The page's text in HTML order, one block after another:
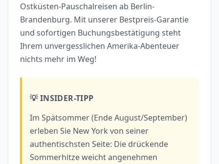
Ostküsten-Pauschalreisen ab Berlin-
Brandenburg. Mit unserer Bestpreis-Garantie
und sofortigen Buchungsbestätigung steht
Ihrem unvergesslichen Amerika-Abenteuer
nichts mehr im Weg!
💡 INSIDER-TIPP
Im Spätsommer (Ende August/September)
erleben Sie New York von seiner
authentischsten Seite: Die drückende
Sommerhitze weicht angenehmen